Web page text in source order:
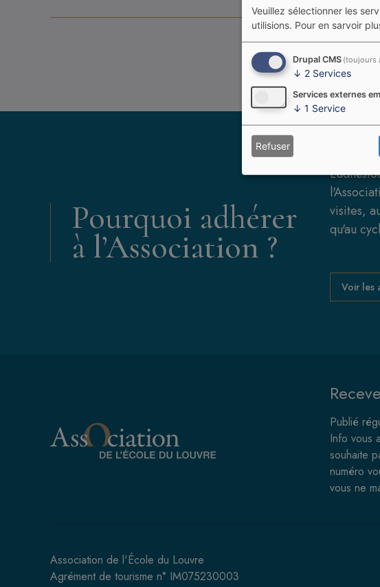
Pourquoi adhérer
à l’Association ?
visites,
qu'au
Voir les
Publié
Info vous
souhaite
numéro
vous ne
Association de l'École du Louvre
Agrément de tourisme n° IM075230003
Veuillez sélectionner les
utilisions. Pour en sarvoir
Drupal CMS (toujours
↓ 2 Services
Services externes
↓ 1 Service
Refuser